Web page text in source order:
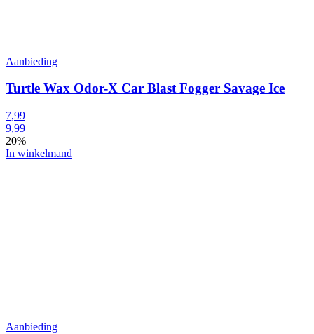
Aanbieding
Turtle Wax Odor-X Car Blast Fogger Savage Ice
7,99
9,99
20%
In winkelmand
Aanbieding